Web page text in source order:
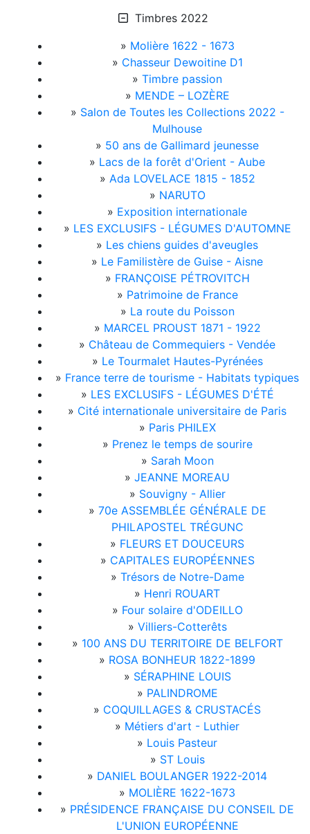
Timbres 2022
» Molière 1622 - 1673
» Chasseur Dewoitine D1
» Timbre passion
» MENDE – LOZÈRE
» Salon de Toutes les Collections 2022 -
Mulhouse
» 50 ans de Gallimard jeunesse
» Lacs de la forêt d'Orient - Aube
» Ada LOVELACE 1815 - 1852
» NARUTO
» Exposition internationale
» LES EXCLUSIFS - LÉGUMES D'AUTOMNE
» Les chiens guides d'aveugles
» Le Familistère de Guise - Aisne
» FRANÇOISE PÉTROVITCH
» Patrimoine de France
» La route du Poisson
» MARCEL PROUST 1871 - 1922
» Château de Commequiers - Vendée
» Le Tourmalet Hautes-Pyrénées
» France terre de tourisme - Habitats typiques
» LES EXCLUSIFS - LÉGUMES D'ÉTÉ
» Cité internationale universitaire de Paris
» Paris PHILEX
» Prenez le temps de sourire
» Sarah Moon
» JEANNE MOREAU
» Souvigny - Allier
» 70e ASSEMBLÉE GÉNÉRALE DE
PHILAPOSTEL TRÉGUNC
» FLEURS ET DOUCEURS
» CAPITALES EUROPÉENNES
» Trésors de Notre-Dame
» Henri ROUART
» Four solaire d'ODEILLO
» Villiers-Cotterêts
» 100 ANS DU TERRITOIRE DE BELFORT
» ROSA BONHEUR 1822-1899
» SÉRAPHINE LOUIS
» PALINDROME
» COQUILLAGES & CRUSTACÉS
» Métiers d'art - Luthier
» Louis Pasteur
» ST Louis
» DANIEL BOULANGER 1922-2014
» MOLIÈRE 1622-1673
» PRÉSIDENCE FRANÇAISE DU CONSEIL DE
L'UNION EUROPÉENNE